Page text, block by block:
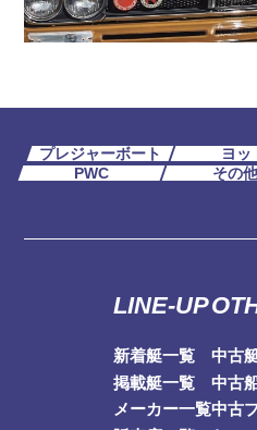
プレジャーボート ヨッ
PWC
その他
LINE-UP
新着艇一覧
掲載艇一覧
メーカー一覧
中古
中古
中古